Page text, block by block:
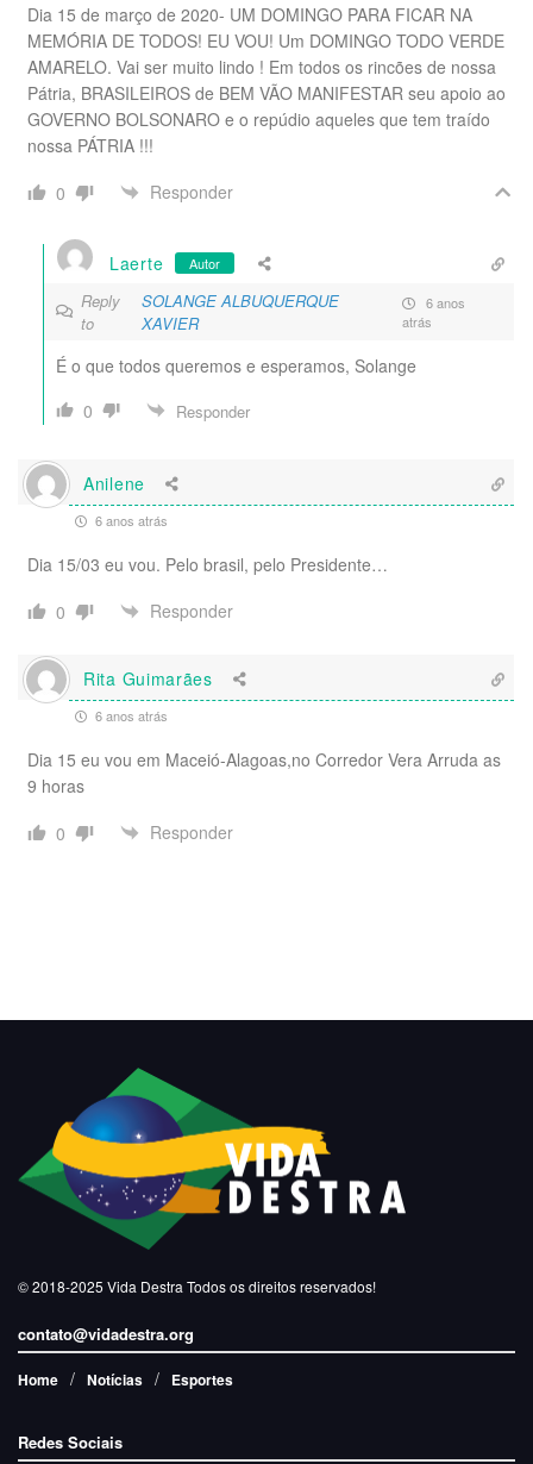
Dia 15 de março de 2020- UM DOMINGO PARA FICAR NA
MEMÓRIA DE TODOS! EU VOU! Um DOMINGO TODO VERDE
AMARELO. Vai ser muito lindo ! Em todos os rincões de nossa
Pátria, BRASILEIROS de BEM VÃO MANIFESTAR seu apoio ao
GOVERNO BOLSONARO e o repúdio aqueles que tem traído
nossa PÁTRIA !!!
0
Responder
Laerte Autor
Reply
to
SOLANGE ALBUQUERQUE
XAVIER
6 anos
atrás
É o que todos queremos e esperamos, Solange
0
Responder
Anilene
6 anos atrás
Dia 15/03 eu vou. Pelo brasil, pelo Presidente…
0
Responder
Rita Guimarães
6 anos atrás
Dia 15 eu vou em Maceió-Alagoas,no Corredor Vera Arruda as
9 horas
0
Responder
© 2018-2025 Vida Destra Todos os direitos reservados!
contato@vidadestra.org
Home Notícias Esportes
Redes Sociais